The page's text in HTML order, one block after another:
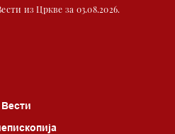
трибине
из Цркве за 03.08.2026.
Вести